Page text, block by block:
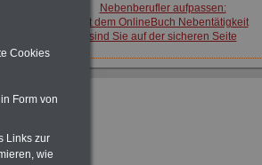
Jahr
Nebenberufler aufpassen:
mit dem OnlineBuch Nebentätigkeit
sind Sie auf der sicheren Seite
Cookies
Form von
Links zur
wie